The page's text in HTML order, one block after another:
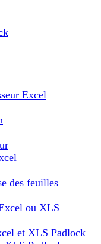
Excel
des feuilles
ou XLS
et XLS Padlock